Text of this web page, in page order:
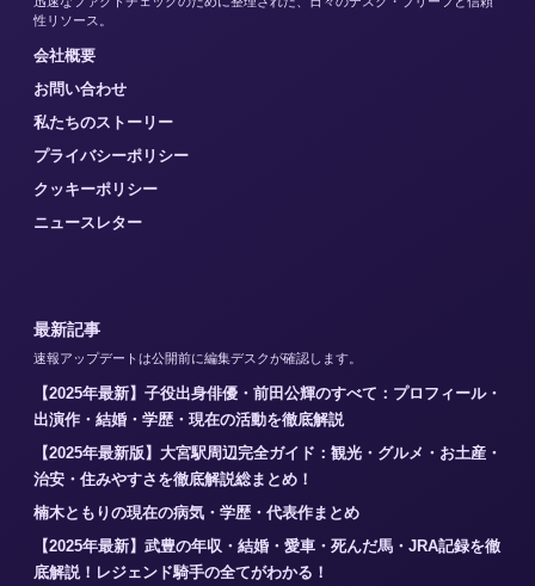
性リソース。
会社概要
お問い合わせ
私たちのストーリー
プライバシーポリシー
クッキーポリシー
ニュースレター
最新記事
速報アップデートは公開前に編集デスクが確認します。
【2025年最新】子役出身俳優・前田公輝のすべて：プロフィール・
出演作・結婚・学歴・現在の活動を徹底解説
【2025年最新版】大宮駅周辺完全ガイド：観光・グルメ・お土産・
治安・住みやすさを徹底解説総まとめ！
楠木ともりの現在の病気・学歴・代表作まとめ
【2025年最新】武豊の年収・結婚・愛車・死んだ馬・JRA記録を徹
底解説！レジェンド騎手の全てがわかる！